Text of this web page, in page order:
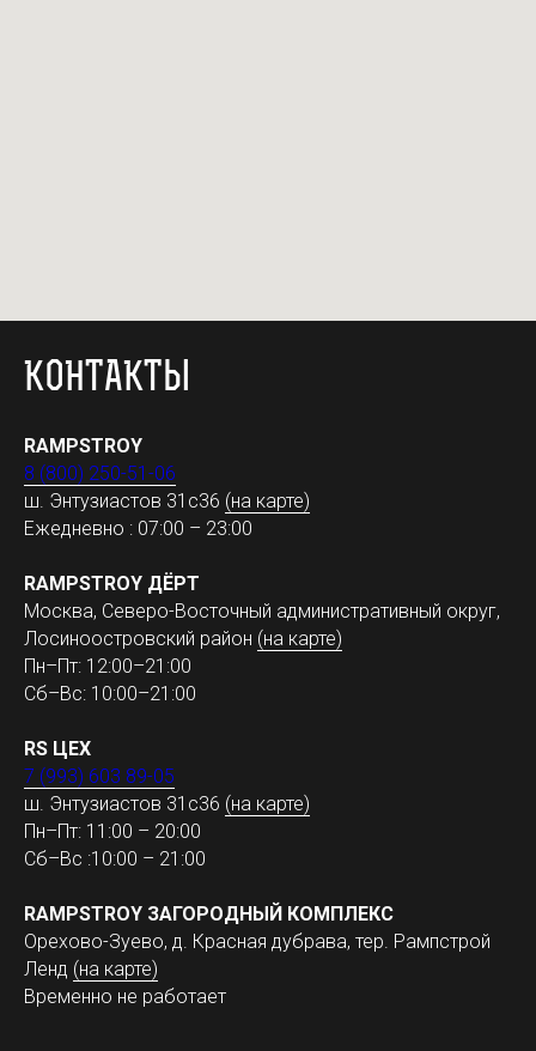
КОНТАКТЫ
RAMPSTROY
8 (800) 250-51-06
ш. Энтузиастов 31с36 (на карте)
Ежедневно : 07:00 – 23:00
RAMPSTROY ДЁРТ
Москва, Северо-Восточный административный округ,
Лосиноостровский район (на карте)
Пн–Пт: 12:00–21:00
Сб–Вс: 10:00–21:00
RS ЦЕХ
7 (993) 603 89-05
ш. Энтузиастов 31с36 (на карте)
Пн–Пт: 11:00 – 20:00
Сб–Вс :10:00 – 21:00
RAMPSTROY ЗАГОРОДНЫЙ КОМПЛЕКС
Орехово-Зуево, д. Красная дубрава, тер. Рампстрой
Ленд (на карте)
Временно не работает